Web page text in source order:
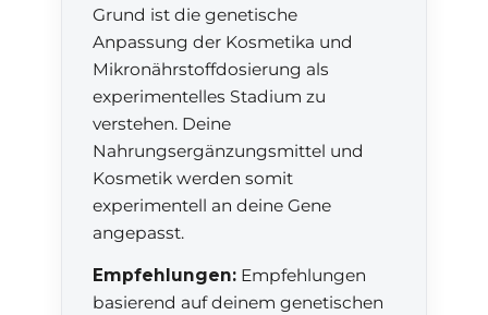
Grund ist die genetische
Anpassung der Kosmetika und
Mikronährstoffdosierung als
experimentelles Stadium zu
verstehen. Deine
Nahrungsergänzungsmittel und
Kosmetik werden somit
experimentell an deine Gene
angepasst.
Empfehlungen: Empfehlungen
basierend auf deinem genetischen